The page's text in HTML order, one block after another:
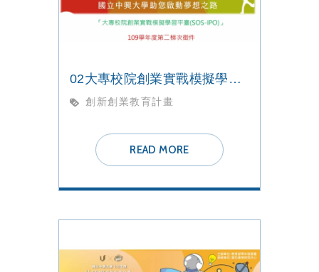
02大專校院創業實戰模擬學習平臺【109學年度第二梯次徵件】開跑
創新創業教育計畫
READ MORE